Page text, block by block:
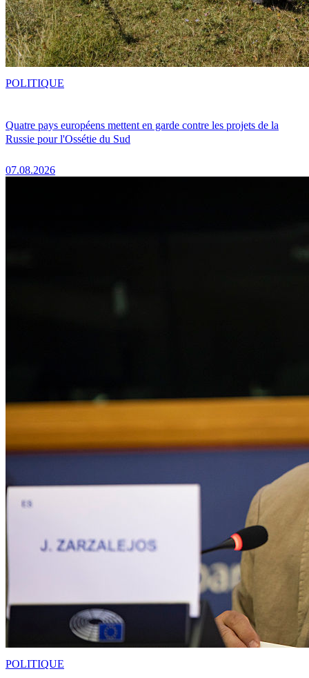
Quatre pays européens mettent en garde contre les projets de la
Russie pour l'Ossétie du Sud
07.08.2026
POLITIQUE
POLITIQUE